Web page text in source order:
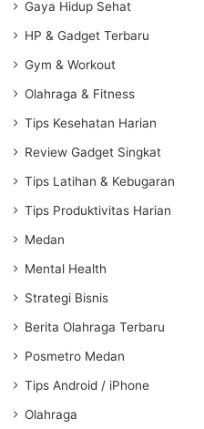
Gaya Hidup Sehat
HP & Gadget Terbaru
Gym & Workout
Olahraga & Fitness
Tips Kesehatan Harian
Review Gadget Singkat
Tips Latihan & Kebugaran
Tips Produktivitas Harian
Medan
Mental Health
Strategi Bisnis
Berita Olahraga Terbaru
Posmetro Medan
Tips Android / iPhone
Olahraga